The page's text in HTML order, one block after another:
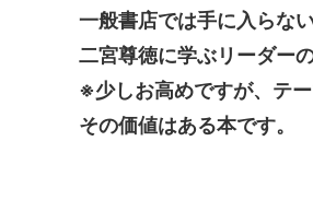
一般書店では手に入らな
二宮尊徳に学ぶリーダー
※少しお高めですが、テ
その価値はある本です。